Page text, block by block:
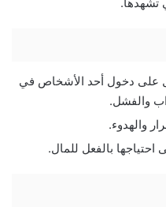
على دخول أحد الأشخاص في
والفشل.
والهدوء.
بالفعل للمال.